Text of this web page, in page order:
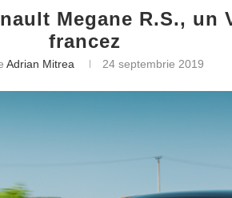
Megane R.S., un
francez
Adrian Mitrea 24 septembrie 2019